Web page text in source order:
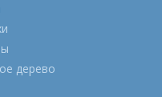
дерево